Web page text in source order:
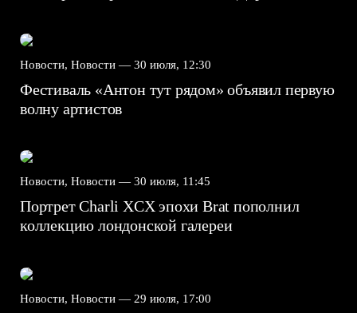
Новости, Новости — 30 июля, 12:30
Фестиваль «Антон тут рядом» объявил первую
волну артистов
Новости, Новости — 30 июля, 11:45
Портрет Charli XCX эпохи Brat пополнил
коллекцию лондонской галереи
Новости, Новости — 29 июля, 17:00